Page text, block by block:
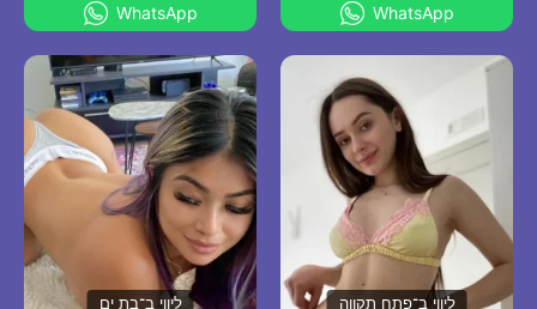
WhatsApp
WhatsApp
ליווי ב־פתח תקווה ליווי ב־בת ים